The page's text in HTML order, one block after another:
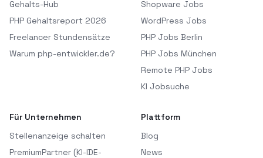
Gehalts-Hub
PHP Gehaltsreport 2026
Freelancer Stundensätze
Warum php-entwickler.de?
Shopware Jobs
WordPress Jobs
PHP Jobs Berlin
PHP Jobs München
Remote PHP Jobs
KI Jobsuche
Für Unternehmen
Stellenanzeige schalten
PremiumPartner (KI-IDE-
Plattform
Blog
News